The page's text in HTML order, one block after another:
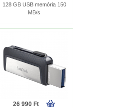
128 GB USB memória 150
MB/s
26 990 Ft